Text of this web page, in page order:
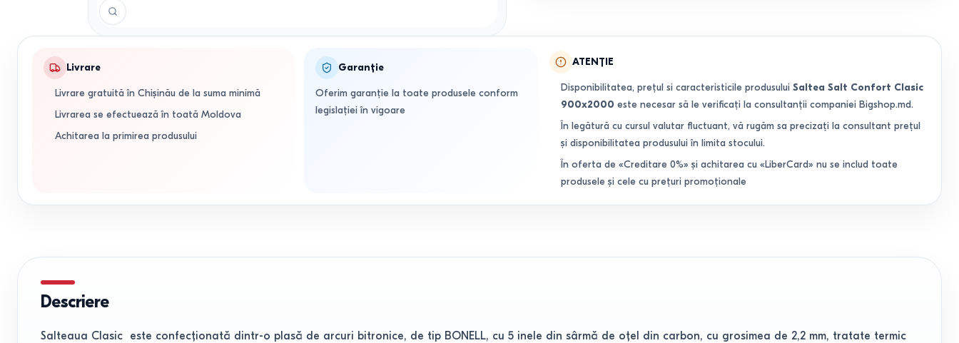
Livrare
Livrare gratuită în Chișinău de la suma minimă
Livrarea se efectuează în toată Moldova
Achitarea la primirea produsului
Garanție
Oferim garanție la toate produsele conform
legislației în vigoare
ATENȚIE
Disponibilitatea, prețul si caracteristicile produsului Saltea Salt Confort Clasic
900x2000 este necesar să le verificați la consultanții companiei Bigshop.md.
În legătură cu cursul valutar fluctuant, vă rugăm sa precizați la consultant prețul
și disponibilitatea produsului în limita stocului.
În oferta de «Creditare 0%» și achitarea cu «LiberCard» nu se includ toate
produsele și cele cu prețuri promoționale
Descriere
Salteaua Clasic este confecţionată dintr-o plasă de arcuri bitronice, de tip BONELL, cu 5 inele din sârmă de oţel din carbon, cu grosimea de 2,2 mm, tratate termic